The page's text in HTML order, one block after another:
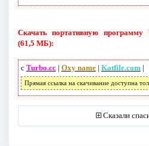
Скачать портативную
(61,5 МБ):
с Turbo.cc| Oxy name| Katfile.com |
Прямая ссылка на скачивание доступна
Сказали